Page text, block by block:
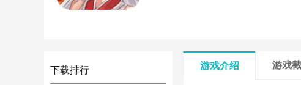
下载排行 游戏介绍 游戏